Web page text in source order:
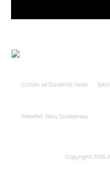
Gizlilik ve Güvenlik İlkesi
Mesafeli Satış Sözleşmesi
Copyright 2026